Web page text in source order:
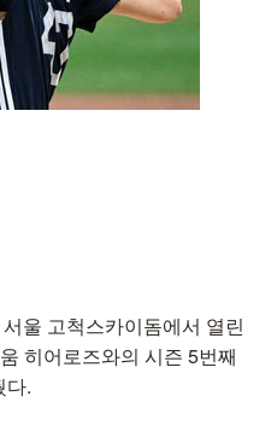
울 고척스카이돔에서 열린
히어로즈와의 시즌 5번째
다.